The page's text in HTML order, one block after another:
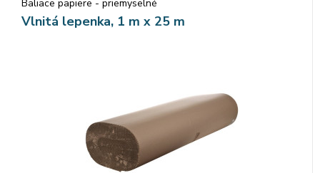
Baliace papiere - priemyselné
Vlnitá lepenka, 1 m x 25 m